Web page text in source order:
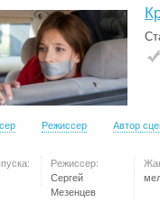
Режиссер Автор
Режиссер:
Сергей
Мезенцев